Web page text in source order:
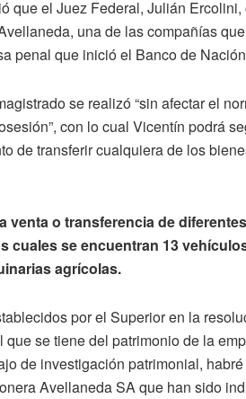
que el Juez Federal, Julián
una de las compañías
penal que inició el Banco de
se realizó “sin afectar el
con lo cual Vicentín podrá
de transferir cualquiera de los
venta o transferencia de
cuales se encuentran 13
agrícolas.
por el Superior en la
se tiene del patrimonio de la
de investigación patrimonial,
Avellaneda SA que han sido